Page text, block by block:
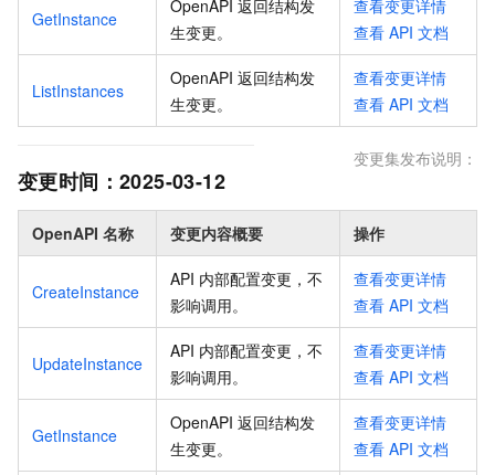
GetInstance
OpenAPI 返回结构发
生变更。
查看变更详情
查看 API 文档
ListInstances
OpenAPI 返回结构发
生变更。
查看变更详情
查看 API 文档
变更时间： 2025-03-12
变更集发布说明：
OpenAPI 名称 变更内容概要 操作
CreateInstance
API 内部配置变更，不
影响调用。
查看变更详情
查看 API 文档
UpdateInstance
API 内部配置变更，不
影响调用。
查看变更详情
查看 API 文档
GetInstance
OpenAPI 返回结构发
生变更。
查看变更详情
查看 API 文档